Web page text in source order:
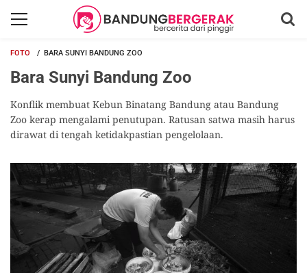
FOTO BARA SUNYI BANDUNG ZOO
Bara Sunyi Bandung Zoo
Konflik membuat Kebun Binatang Bandung atau Bandung
Zoo kerap mengalami penutupan. Ratusan satwa masih harus
dirawat di tengah ketidakpastian pengelolaan.